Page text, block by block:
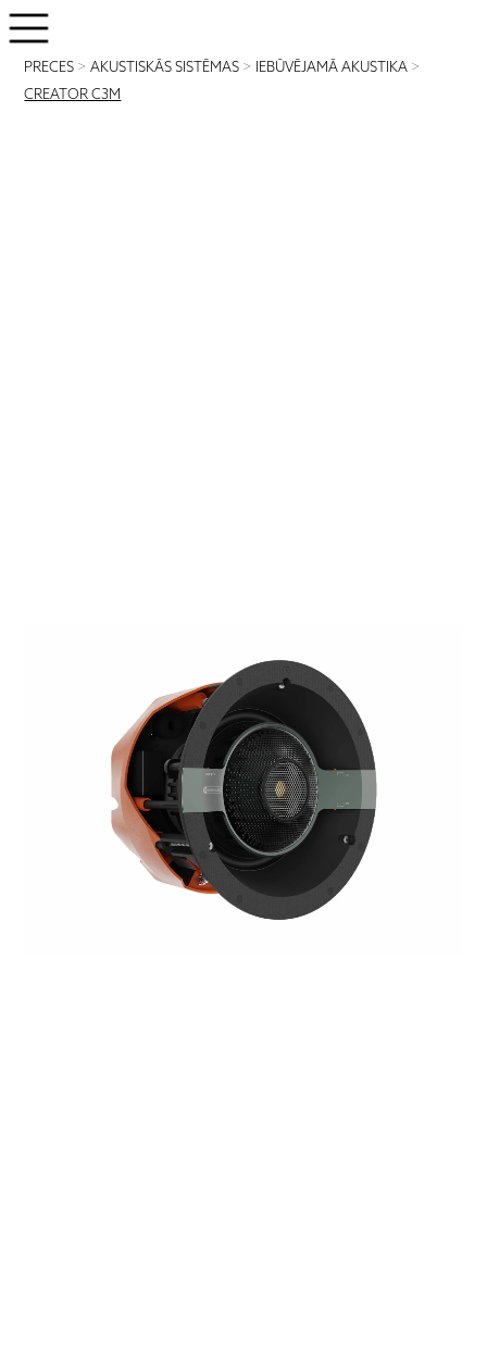
PRECES >AKUSTISKĀS SISTĒMAS > IEBŪVĒJAMĀ AKUSTIKA >
CREATOR C3M